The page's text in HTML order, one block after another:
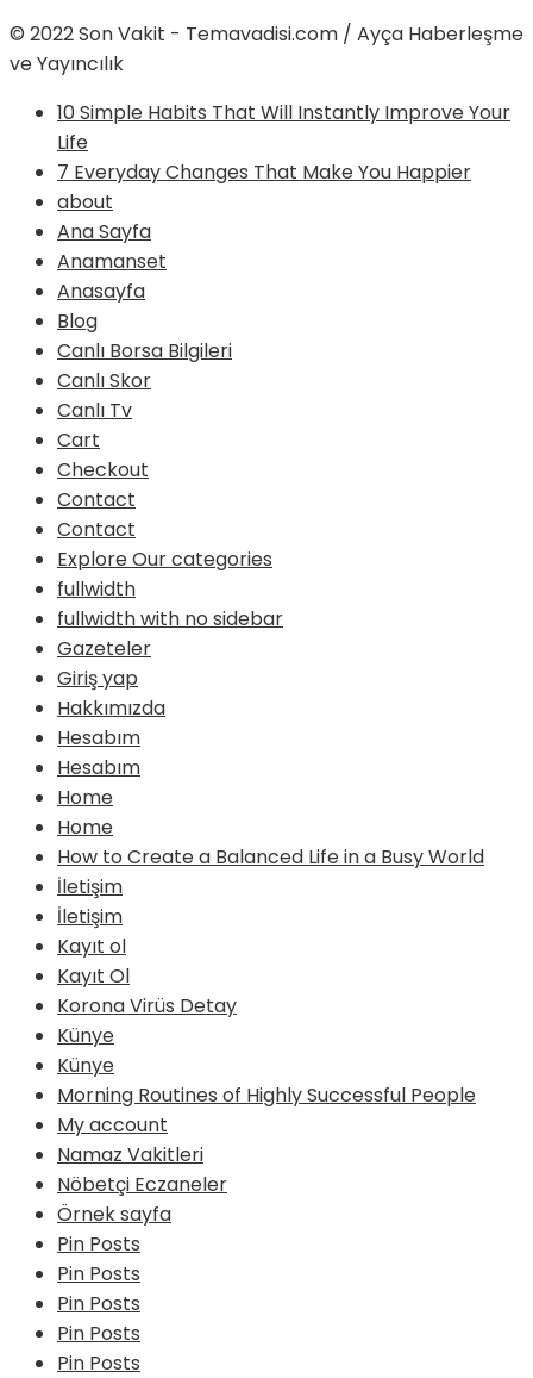
© 2022 Son Vakit - Temavadisi.com / Ayça Haberleşme
ve Yayıncılık
10 Simple Habits That Will Instantly Improve Your
Life
7 Everyday Changes That Make You Happier
about
Ana Sayfa
Anamanset
Anasayfa
Blog
Canlı Borsa Bilgileri
Canlı Skor
Canlı Tv
Cart
Checkout
Contact
Contact
Explore Our categories
fullwidth
fullwidth with no sidebar
Gazeteler
Giriş yap
Hakkımızda
Hesabım
Hesabım
Home
Home
How to Create a Balanced Life in a Busy World
İletişim
İletişim
Kayıt ol
Kayıt Ol
Korona Virüs Detay
Künye
Künye
Morning Routines of Highly Successful People
My account
Namaz Vakitleri
Nöbetçi Eczaneler
Örnek sayfa
Pin Posts
Pin Posts
Pin Posts
Pin Posts
Pin Posts